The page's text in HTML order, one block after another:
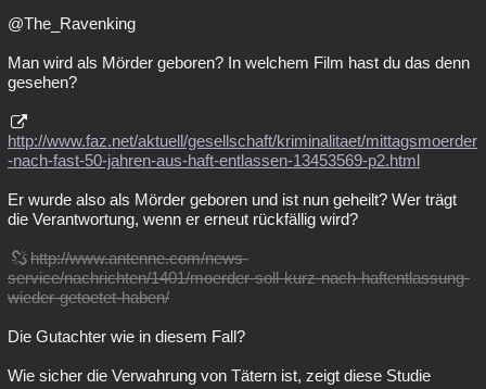
@The_Ravenking
Man wird als Mörder geboren? In welchem Film hast du das denn
gesehen?
http://www.faz.net/aktuell/gesellschaft/kriminalitaet/mittagsmoerder
-nach-fast-50-jahren-aus-haft-entlassen-13453569-p2.html
Er wurde also als Mörder geboren und ist nun geheilt? Wer trägt
die Verantwortung, wenn er erneut rückfällig wird?
http://www.antenne.com/news-
service/nachrichten/1401/moerder-soll-kurz-nach-haftentlassung-
wieder-getoetet-haben/
Die Gutachter wie in diesem Fall?
Wie sicher die Verwahrung von Tätern ist, zeigt diese Studie